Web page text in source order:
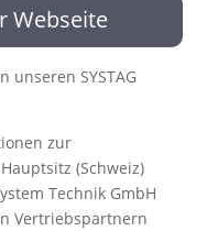
Webseite
SYSTAG
zur
(Schweiz)
Technik GmbH
Vertriebspartnern